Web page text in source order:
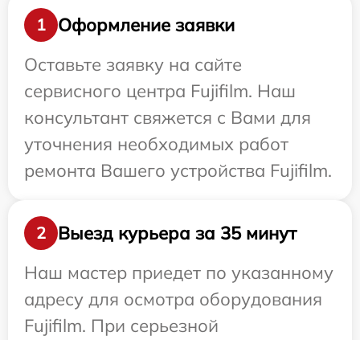
1
Оформление заявки
Оставьте заявку на сайте
сервисного центра Fujifilm. Наш
консультант свяжется с Вами для
уточнения необходимых работ
ремонта Вашего устройства Fujifilm.
2
Выезд курьера за 35 минут
Наш мастер приедет по указанному
адресу для осмотра оборудования
Fujifilm. При серьезной